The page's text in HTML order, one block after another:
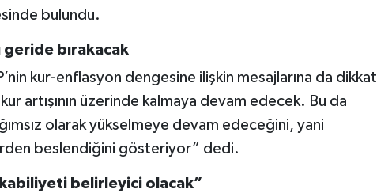
bulundu.
geride bırakacak
kur-enflasyon dengesine ilişkin mesajlarına da dikkat
artışının üzerinde kalmaya devam edecek. Bu da
olarak yükselmeye devam edeceğini, yani
beslendiğini gösteriyor” dedi.
belirleyici olacak”